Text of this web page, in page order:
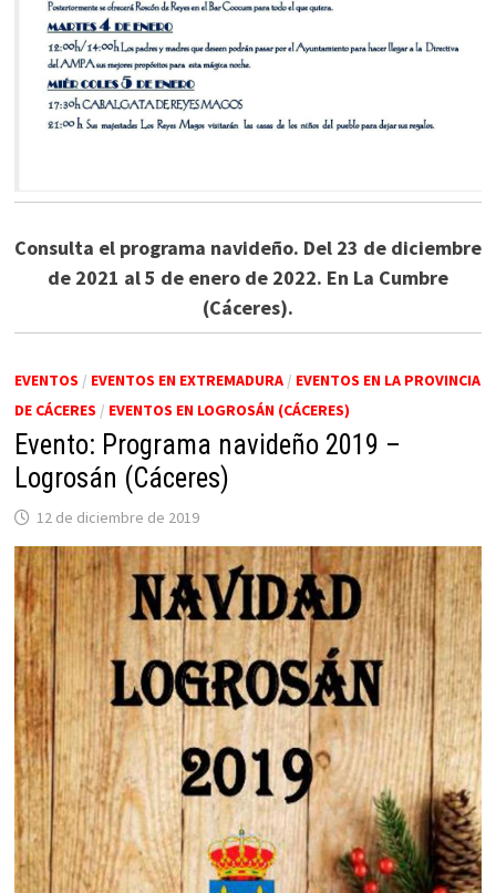
Consulta el programa navideño. Del 23 de diciembre
de 2021 al 5 de enero de 2022. En La Cumbre
(Cáceres).
EVENTOS / EVENTOS EN EXTREMADURA/ EVENTOS EN LA PROVINCIA
DE CÁCERES / EVENTOS EN LOGROSÁN (CÁCERES)
Evento: Programa navideño 2019 –
Logrosán (Cáceres)
12 de diciembre de 2019